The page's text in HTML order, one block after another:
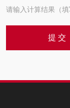
请输入计算结果（